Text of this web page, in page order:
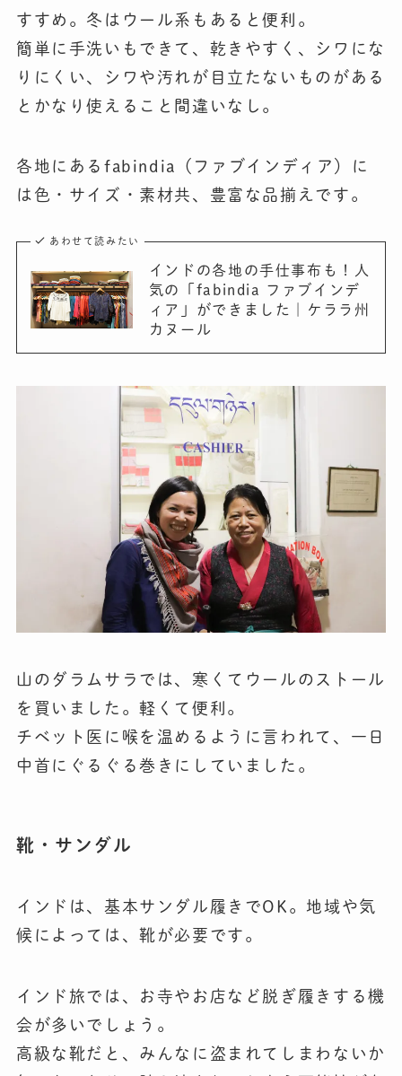
すすめ。冬はウール系もあると便利。
簡単に手洗いもできて、乾きやすく、シワにな
りにくい、シワや汚れが目立たないものがある
とかなり使えること間違いなし。
各地にあるfabindia（ファブインディア）に
は色・サイズ・素材共、豊富な品揃えです。
あわせて読みたい
インドの各地の手仕事布も！人
気の「fabindia ファブインデ
ィア」ができました｜ケララ州
カヌール
山のダラムサラでは、寒くてウールのストール
を買いました。軽くて便利。
チベット医に喉を温めるように言われて、一日
中首にぐるぐる巻きにしていました。
靴・サンダル
インドは、 基本サンダル履きでOK 。地域や気
候によっては、靴が必要です。
インド旅では、お寺やお店など脱ぎ履きする機
会が多いでしょう。
高級な靴だと、みんなに盗まれてしまわないか